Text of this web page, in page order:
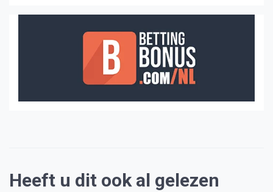
Heeft u dit ook al gelezen